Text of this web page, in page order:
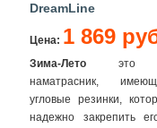
DreamLine
Цена: 1 869
Зима-Лето это
наматрасник,
угловые резинки,
надежно закрепить